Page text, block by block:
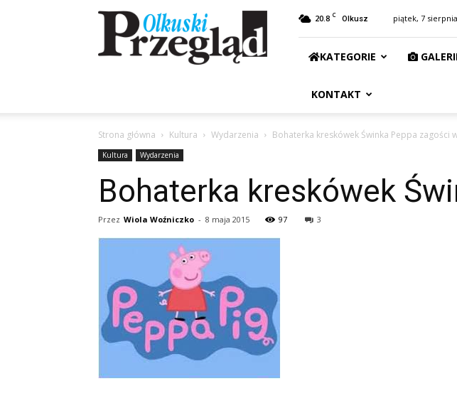
Przegląd
Olkuski
20.8 C Olkusz piątek, 7
KATEGORIE
KONTAKT
Strona główna Kultura Wydarzenia Bohaterka kreskówek Świnka Peppa zagości
Kultura Wydarzenia
Bohaterka kreskówek
Przez Wiola Woźniczko - 8 maja 2015 97 3